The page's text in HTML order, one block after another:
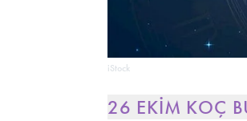
iStock
26 EKİM KOÇ